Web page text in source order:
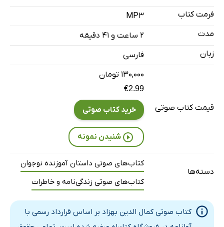
فرمت کتاب
MP3
مدت
۲ ساعت و ۴۱ دقیقه
زبان
فارسی
قیمت کتاب صوتی
۱۳۰,۰۰۰ تومان
€2.99
خرید کتاب صوتی
شنیدن نمونه
دسته‌ها
کتاب‌های صوتی داستان آموزنده نوجوان
کتاب‌های صوتی زندگی‌نامه و خاطرات
کتاب صوتی کمال الدین بهزاد بر اساس قرارداد رسمی با